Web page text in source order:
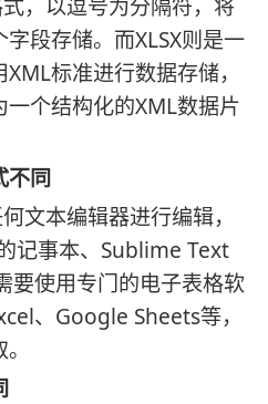
，以逗号为分隔符，将
段存储。而XLSX则是一
标准进行数据存储，
个结构化的XML数据片
不同
文本编辑器进行编辑，
记事本、Sublime Text
要使用专门的电子表格软
、Google Sheets等，